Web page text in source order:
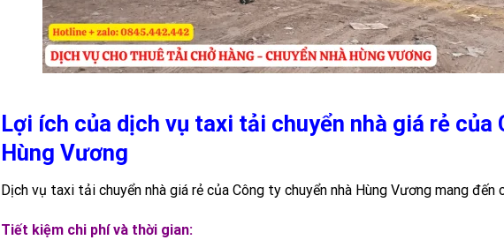
Lợi ích của dịch vụ taxi tải chuyển nhà giá rẻ của
Hùng Vương
Dịch vụ taxi tải chuyển nhà giá rẻ của Công ty chuyển nhà Hùng Vương mang đến
Tiết kiệm chi phí và thời gian: